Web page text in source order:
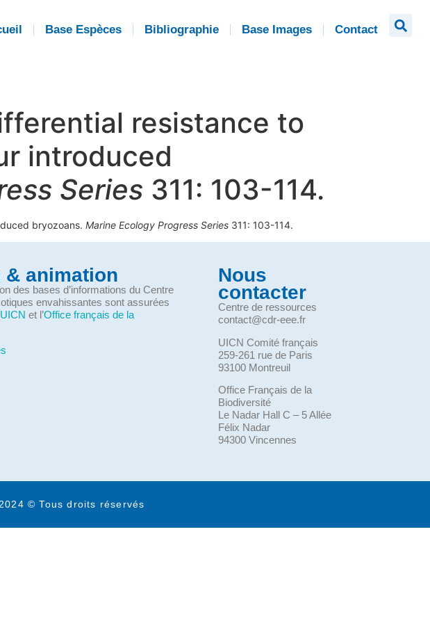
Base Espèces Bibliographie Base Images Contact
resistance to
introduced
Series 311: 103-114.
bryozoans. Marine Ecology Progress Series 311: 103-114.
animation
des bases d’informations du Centre
envahissantes sont assurées
et l’Office français de la
Nous
contacter
Centre de ressources
contact@cdr-eee.fr
UICN Comité français
259-261 rue de Paris
93100 Montreuil
Office Français de la
Biodiversité
Le Nadar Hall C – 5 Allée
Félix Nadar
94300 Vincennes
© Tous droits réservés